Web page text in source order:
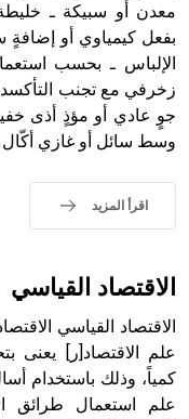
الملوك الذين
التاسع، وهم
بفعل كيمياوي أو إضافةٍ
الإلباس ـ بحسب
زخرفي مع تجنب
جوٍ عادي أو مؤذٍ أذى
وسط سائل أو غازي أكّال
اقرأ المزيد
الاقتصاد القياسي
علم الاقتصاد[ر] يعنى
كمياً، وذلك باستخدام
علم استعمال طرائق